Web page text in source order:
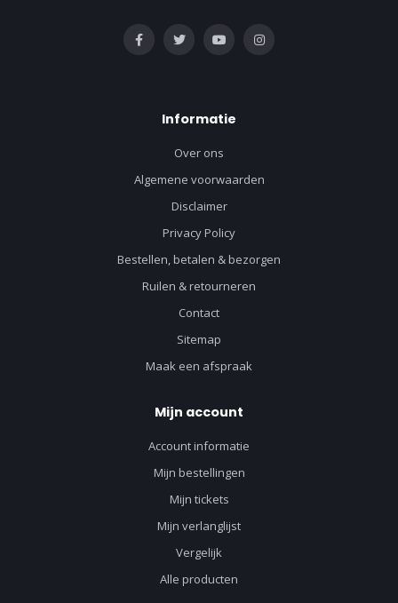
Informatie
Over ons
Algemene voorwaarden
Disclaimer
Privacy Policy
Bestellen, betalen & bezorgen
Ruilen & retourneren
Contact
Sitemap
Maak een afspraak
Mijn account
Account informatie
Mijn bestellingen
Mijn tickets
Mijn verlanglijst
Vergelijk
Alle producten